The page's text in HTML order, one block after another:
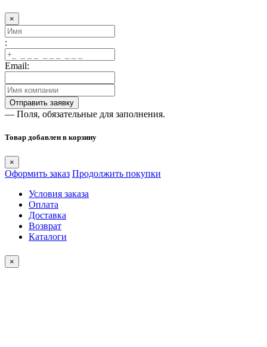
×
:
Email:
— Поля, обязательные для заполнения.
Товар добавлен в корзину
×
Оформить заказ Продолжить покупки
Условия заказа
Оплата
Доставка
Возврат
Каталоги
×